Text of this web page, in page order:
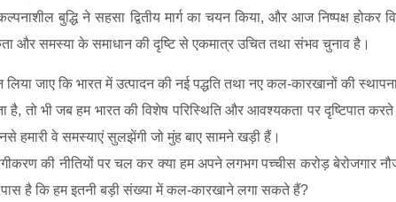
बुद्धि ने सहसा द्वितीय मार्ग का चयन किया, और आज निष्पक्ष होकर
और समस्या के समाधान की दृष्टि से एकमात्र उचित तथा संभव चुनाव है।
लिया जाए कि भारत में उत्पादन की नई पद्धति तथा नए कल-कारखानों की
है, तो भी जब हम भारत की विशेष परिस्थिति और आवश्यकता पर दृष्टिपात
हमारी वे समस्याएं सुलझेंगी जो मुंह बाए सामने खड़ी हैं।
की नीतियों पर चल कर क्या हम अपने लगभग पच्चीस करोड़ बेरोजगार
पास है कि हम इतनी बड़ी संख्या में कल-कारखाने लगा सकते हैं?